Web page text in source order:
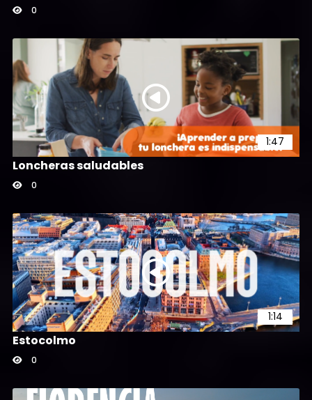
Prueba embebido YouTube
0
0
1:47
Loncheras saludables
0
1:14
Estocolmo
0